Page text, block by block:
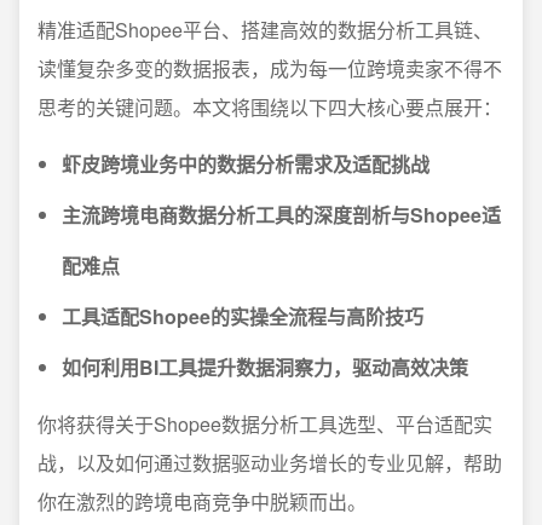
精准适配Shopee平台、搭建高效的数据分析工具链、
读懂复杂多变的数据报表，成为每一位跨境卖家不得不
思考的关键问题。本文将围绕以下四大核心要点展开：
虾皮跨境业务中的数据分析需求及适配挑战
主流跨境电商数据分析工具的深度剖析与Shopee适
配难点
工具适配Shopee的实操全流程与高阶技巧
如何利用BI工具提升数据洞察力，驱动高效决策
你将获得关于Shopee数据分析工具选型、平台适配实
战，以及如何通过数据驱动业务增长的专业见解，帮助
你在激烈的跨境电商竞争中脱颖而出。